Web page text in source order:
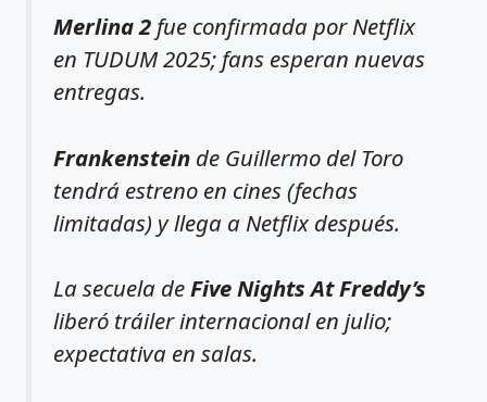
Merlina 2 fue confirmada por Netflix
en TUDUM 2025; fans esperan nuevas
entregas.
Frankenstein de Guillermo del Toro
tendrá estreno en cines (fechas
limitadas) y llega a Netflix después.
La secuela deFive Nights At Freddy’s
liberó tráiler internacional en julio;
expectativa en salas.